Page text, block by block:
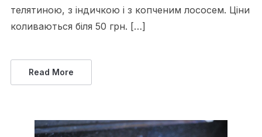
телятиною, з індичкою і з копченим лососем. Ціни
коливаються біля 50 грн. […]
Read More